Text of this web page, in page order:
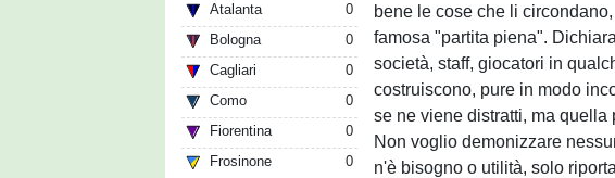
Atalanta
0
Bologna
0
Cagliari
0
Como
0
Fiorentina
0
Frosinone
0
bene le cose che li
famosa "partita piena".
società, staff, giocatori in
costruiscono, pure in modo
se ne viene distratti, ma quella
Non voglio demonizzare
n'è bisogno o utilità, solo